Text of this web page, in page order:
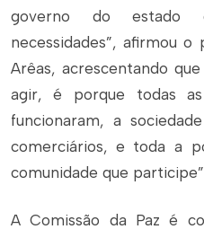
governo do estado
necessidades”, afirmou o
Arêas, acrescentando
agir, é porque todas
funcionaram, a
comerciários, e toda a
comunidade que
A Comissão da Paz é